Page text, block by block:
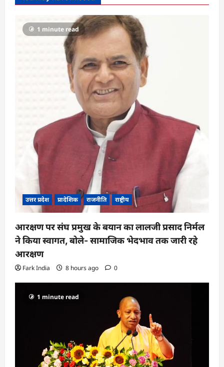
1 minute read
उत्तर प्रदेश प्रादेशिक राजनीति राष्ट्रीय
आरक्षण पर संघ प्रमुख के बयान का लालजी प्रसाद निर्मल
ने किया स्वागत, बोले- सामाजिक भेदभाव तक जारी रहे
आरक्षण
Fark India 8 hours ago 0
1 minute read